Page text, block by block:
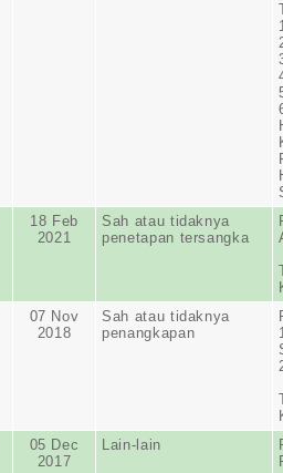
18 Feb
2021
Sah atau tidaknya
penetapan tersangka
07 Nov
2018
Sah atau tidaknya
penangkapan
05 Dec
2017
Lain-lain